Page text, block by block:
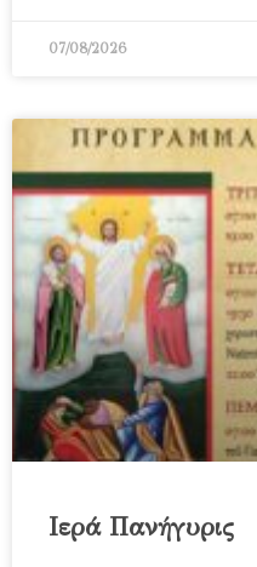
07/08/2026
Ιερά Πανήγυρις